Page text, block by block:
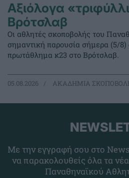
Αξιόλογα
Βρότσλαβ
Οι αθλητές σκοποβολής του
σημαντική παρουσία σήμερα (5/
πρωτάθλημα κ23 στο Βρότσλαβ.
05.08.2026 ΑΚΑΔΗΜΙΑ
Με την εγγραφή σου στο
να παρακολουθείς όλα τα νέα
Παναθηναϊκού